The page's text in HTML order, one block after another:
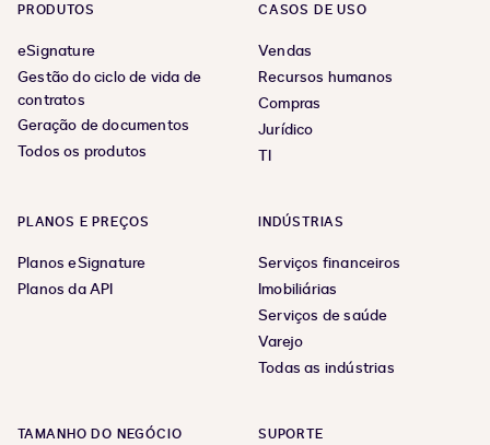
PRODUTOS
eSignature
Gestão do ciclo de vida de
contratos
Geração de documentos
Todos os produtos
CASOS DE USO
Vendas
Recursos humanos
Compras
Jurídico
TI
PLANOS E PREÇOS
Planos eSignature
Planos da API
INDÚSTRIAS
Serviços financeiros
Imobiliárias
Serviços de saúde
Varejo
Todas as indústrias
TAMANHO DO NEGÓCIO SUPORTE